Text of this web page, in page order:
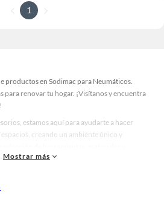
1
productos en Sodimac para Neumáticos.
para renovar tu hogar. ¡Visítanos y encuentra
estamos aquí para ayudarte a hacer
creando un ambiente único y
a crear un espacio más tú.
de decoración, estamos aquí para hacer
todo lo que tenemos para ofrecerte en
Mostrar más